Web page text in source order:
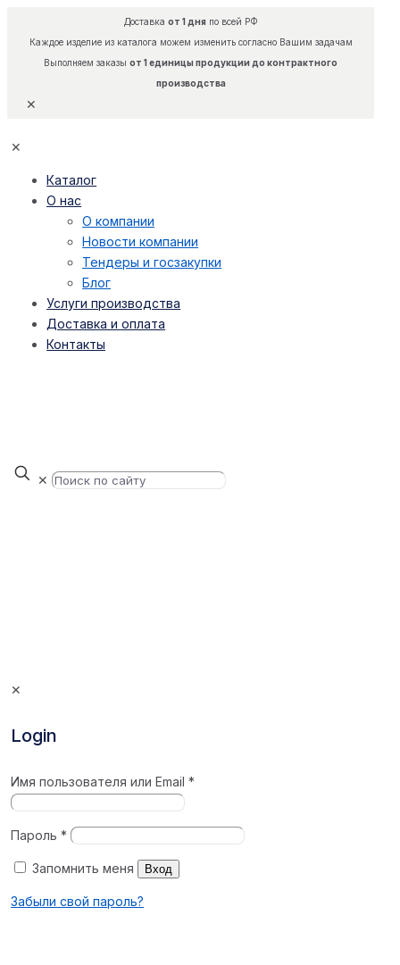
Доставка от 1 дняпо всей РФ
Каждое изделие из каталога можем изменить согласно Вашим задачам
Выполняем заказы от 1 единицы продукции до контрактного
производства
✕
✕
Каталог
О нас
О компании
Новости компании
Тендеры и госзакупки
Блог
Услуги производства
Доставка и оплата
Контакты
✕
✕
Login
Имя пользователя или Email*
Пароль*
Запомнить меня Вход
Забыли свой пароль?